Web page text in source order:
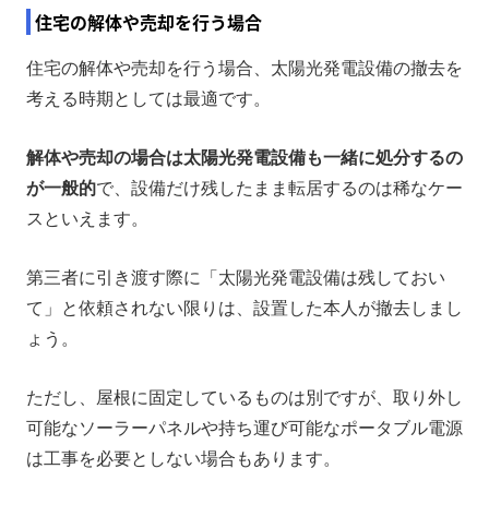
住宅の解体や売却を行う場合
住宅の解体や売却を行う場合、太陽光発電設備の撤去を
考える時期としては最適です。
解体や売却の場合は太陽光発電設備も一緒に処分するの
が一般的で、設備だけ残したまま転居するのは稀なケー
スといえます。
第三者に引き渡す際に「太陽光発電設備は残しておい
て」と依頼されない限りは、設置した本人が撤去しまし
ょう。
ただし、屋根に固定しているものは別ですが、取り外し
可能なソーラーパネルや持ち運び可能なポータブル電源
は工事を必要としない場合もあります。